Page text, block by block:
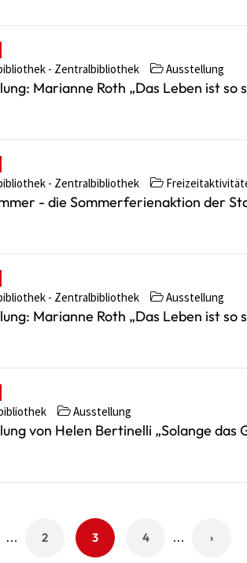
- Zentralbibliothek Ausstellung
Marianne Roth „Das Leben ist so
- Zentralbibliothek
- die Sommerferienaktion der
- Zentralbibliothek Ausstellung
Marianne Roth „Das Leben ist so
Ausstellung
von Helen Bertinelli „Solange das
… Page
2 Page
3 Page
4 … Nächste
›